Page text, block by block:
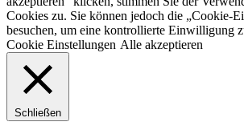
Cookies zu. Sie können jedoch die „Cookie-
besuchen, um eine kontrollierte Einwilligung
Cookie Einstellungen Alle akzeptieren
Schließen